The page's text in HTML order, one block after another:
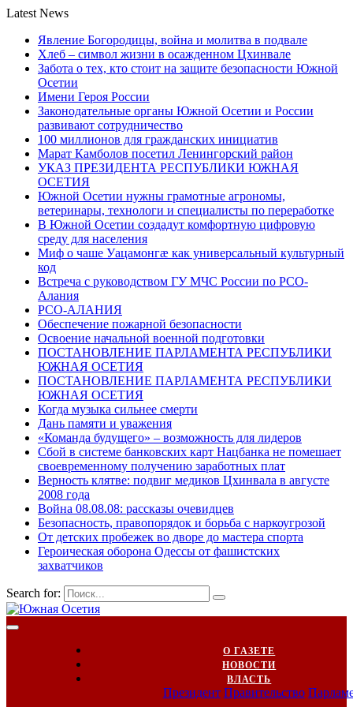
Latest News
Явление Богородицы, война и молитва в подвале
Хлеб – символ жизни в осажденном Цхинвале
Забота о тех, кто стоит на защите безопасности Южной
Осетии
Имени Героя России
Законодательные органы Южной Осетии и России
развивают сотрудничество
100 миллионов для гражданских инициатив
Марат Камболов посетил Ленингорский район
УКАЗ ПРЕЗИДЕНТА РЕСПУБЛИКИ ЮЖНАЯ
ОСЕТИЯ
Южной Осетии нужны грамотные агрономы,
ветеринары, технологи и специалисты по переработке
В Южной Осетии создадут комфортную цифровую
среду для населения
Миф о чаше Уацамонгæ как универсальный культурный
код
Встреча с руководством ГУ МЧС России по РСО-
Алания
РСО-АЛАНИЯ
Обеспечение пожарной безопасности
Освоение начальной военной подготовки
ПОСТАНОВЛЕНИЕ ПАРЛАМЕНТА РЕСПУБЛИКИ
ЮЖНАЯ ОСЕТИЯ
ПОСТАНОВЛЕНИЕ ПАРЛАМЕНТА РЕСПУБЛИКИ
ЮЖНАЯ ОСЕТИЯ
Когда музыка сильнее смерти
Дань памяти и уважения
«Команда будущего» – возможность для лидеров
Сбой в системе банковских карт Нацбанка не помешает
своевременному получению заработных плат
Верность клятве: подвиг медиков Цхинвала в августе
2008 года
Война 08.08.08: рассказы очевидцев
Безопасность, правопорядок и борьба с наркоугрозой
От детских пробежек во дворе до мастера спорта
Героическая оборона Одессы от фашистских
захватчиков
Search for:
О ГАЗЕТЕ
НОВОСТИ
ВЛАСТЬ
Президент Правительство